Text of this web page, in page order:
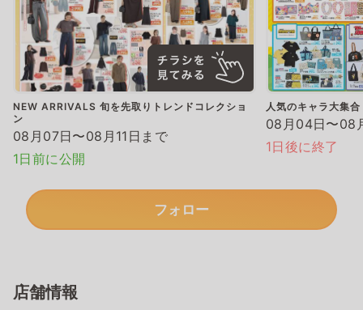
NEW ARRIVALS 旬を先取りトレンドコレクショ
ン
08月07日〜08月11日まで
1日前に公開
人気のキャラ大集
08月04日〜08
1日後に終了
フォロー
店舗情報